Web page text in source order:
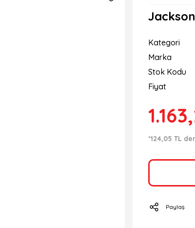
Kategori
Marka
Stok Kodu
Fiyat
*124,05 TL
Paylaş